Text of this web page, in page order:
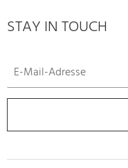
STAY IN TOUCH